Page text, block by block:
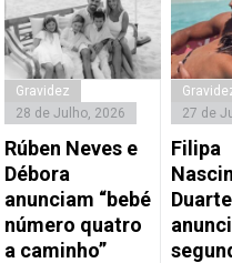
Gravidez
28 de Julho, 2026
Rúben Neves e
Débora
anunciam “bebé
número quatro
a caminho”
27 de
Filipa